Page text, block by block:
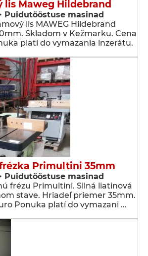
lis Maweg Hildebrand
Puidutööstuse masinad
lis MAWEG Hildebrand
Skladom v Kežmarku. Cena
platí do vymazania inzerátu.
Primultini 35mm
Puidutööstuse masinad
frézu Primultini. Silná liatinová
stave. Hriadeľ priemer 35mm.
Ponuka platí do vymazani …